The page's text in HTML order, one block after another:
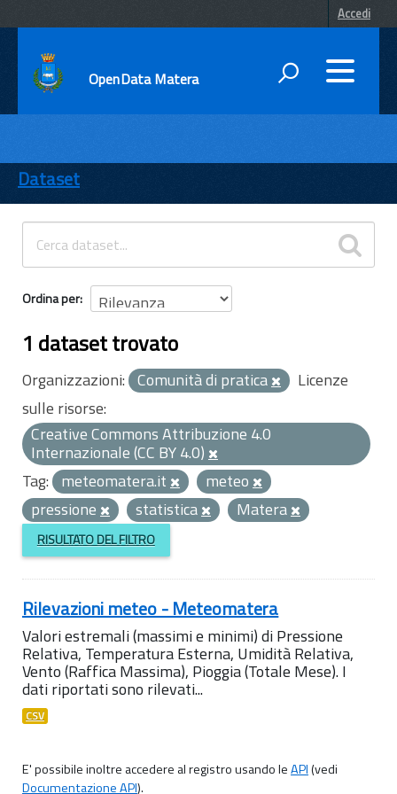
Accedi
OpenData Matera
ENTI
TEMI
INFORMAZIONI
Dataset
Ordina per
1 dataset trovato
Organizzazioni: Comunità di pratica
Licenze
sulle risorse:
Creative Commons Attribuzione 4.0
Internazionale (CC BY 4.0)
Tag: meteomatera.it
meteo
pressione
statistica Matera
RISULTATO DEL FILTRO
Rilevazioni meteo - Meteomatera
Valori estremali (massimi e minimi) di Pressione
Relativa, Temperatura Esterna, Umidità Relativa,
Vento (Raffica Massima), Pioggia (Totale Mese). I
dati riportati sono rilevati...
CSV
E' possibile inoltre accedere al registro usando leAPI(vedi
Documentazione API).